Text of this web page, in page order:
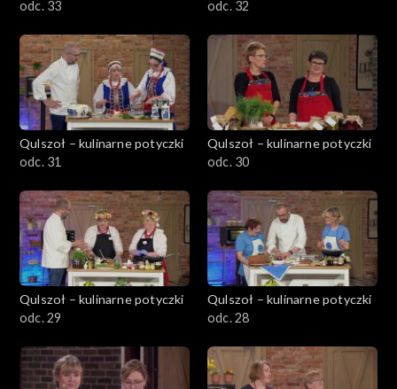
odc. 33 odc. 32
Qulszoł – kulinarne potyczki
odc. 31
Qulszoł – kulinarne potyczki
odc. 30
Qulszoł – kulinarne potyczki
odc. 29
Qulszoł – kulinarne potyczki
odc. 28